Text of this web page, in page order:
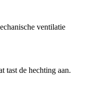
ventilatie
tast de hechting aan.